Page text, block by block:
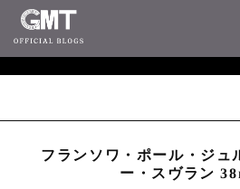
フランソワ・ポール・ジュ
ー・スヴラン